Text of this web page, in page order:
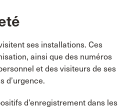
ses installations. Ces
ainsi que des numéros
et des visiteurs de ses
d’urgence.
d’enregistrement dans les